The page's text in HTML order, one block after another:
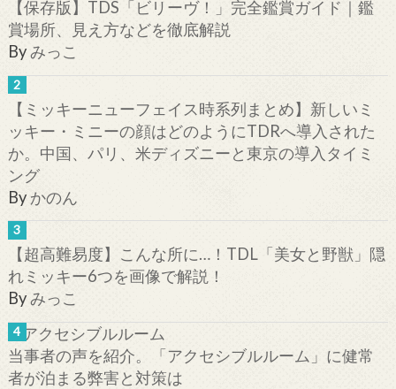
【保存版】TDS「ビリーヴ！」完全鑑賞ガイド｜鑑
賞場所、見え方などを徹底解説
Byみっこ
【ミッキーニューフェイス時系列まとめ】新しいミ
ッキー・ミニーの顔はどのようにTDRへ導入された
か。中国、パリ、米ディズニーと東京の導入タイミ
ング
By かのん
【超高難易度】こんな所に…！TDL「美女と野獣」隠
れミッキー6つを画像で解説！
Byみっこ
当事者の声を紹介。「アクセシブルルーム」に健常
者が泊まる弊害と対策は